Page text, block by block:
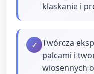
klaskanie i
✓ Twórcza
palcami i
wiosennych